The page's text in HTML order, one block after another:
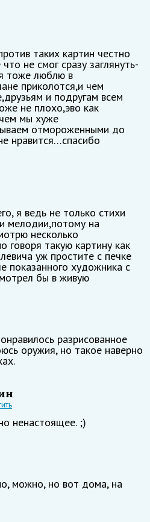
таких картин честно
не смог сразу заглянуть-
тоже люблю в
приколотся,и чем
и подругам всем
не плохо,эво как
мы хуже
отмороженными до
нравится…спасибо
я ведь не только стихи
мелодии,потому на
несколько
говоря такую картину как
уж простите с печке
показанного художника с
бы в живую
разрисованное
оружия, но такое наверно
ненастоящее. ;)
можно, но вот дома, на